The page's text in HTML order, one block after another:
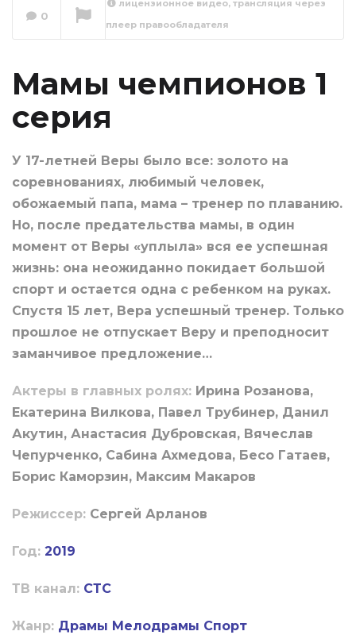
Мамы чемпионов 2
0
лицензионное видео, трансляция через
плеер правообладателя
Мамы чемпионов 1
серия
У 17-летней Веры было все: золото на
соревнованиях, любимый человек,
обожаемый папа, мама – тренер по плаванию.
Но, после предательства мамы, в один
момент от Веры «уплыла» вся ее успешная
жизнь: она неожиданно покидает большой
спорт и остается одна с ребенком на руках.
Спустя 15 лет, Вера успешный тренер. Только
прошлое не отпускает Веру и преподносит
заманчивое предложение…
Актеры в главных ролях: Ирина Розанова,
Екатерина Вилкова, Павел Трубинер, Данил
Акутин, Анастасия Дубровская, Вячеслав
Чепурченко, Сабина Ахмедова, Бесо Гатаев,
Борис Каморзин, Максим Макаров
Режиссер: Сергей Арланов
Год: 2019
ТВ канал: СТС
Жанр: Драмы Мелодрамы Спорт